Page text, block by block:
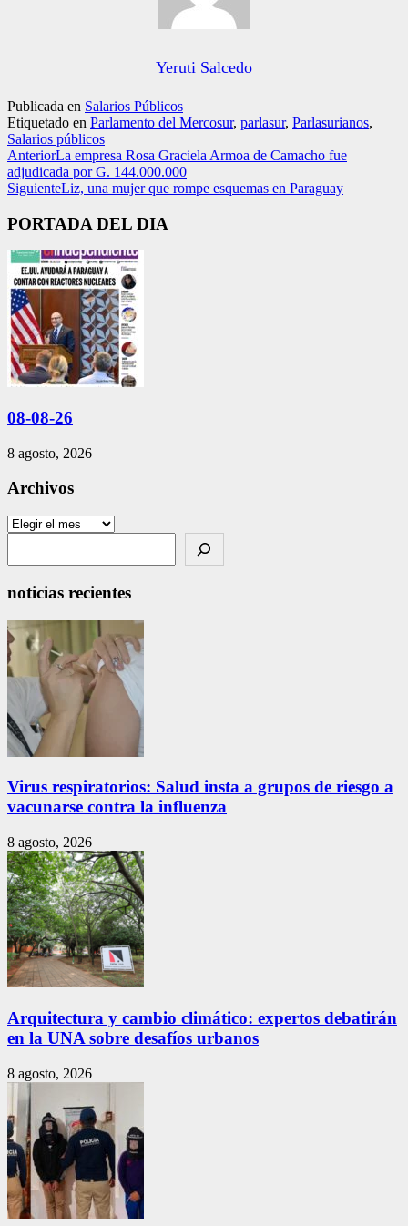
Yeruti Salcedo
Publicada en Salarios Públicos
Etiquetado en Parlamento del Mercosur, parlasur, Parlasurianos,
Salarios públicos
AnteriorLa empresa Rosa Graciela Armoa de Camacho fue
adjudicada por G. 144.000.000
SiguienteLiz, una mujer que rompe esquemas en Paraguay
PORTADA DEL DIA
08-08-26
8 agosto, 2026
Archivos
Archivos
noticias recientes
Virus respiratorios: Salud insta a grupos de riesgo a
vacunarse contra la influenza
8 agosto, 2026
Arquitectura y cambio climático: expertos debatirán
en la UNA sobre desafíos urbanos
8 agosto, 2026